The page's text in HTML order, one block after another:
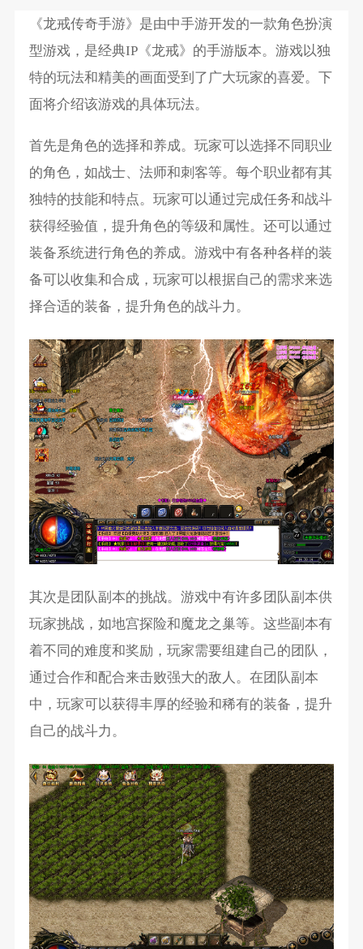
《龙戒传奇手游》是由中手游开发的一款角色扮演
型游戏，是经典IP《龙戒》的手游版本。游戏以独
特的玩法和精美的画面受到了广大玩家的喜爱。下
面将介绍该游戏的具体玩法。
首先是角色的选择和养成。玩家可以选择不同职业
的角色，如战士、法师和刺客等。每个职业都有其
独特的技能和特点。玩家可以通过完成任务和战斗
获得经验值，提升角色的等级和属性。还可以通过
装备系统进行角色的养成。游戏中有各种各样的装
备可以收集和合成，玩家可以根据自己的需求来选
择合适的装备，提升角色的战斗力。
其次是团队副本的挑战。游戏中有许多团队副本供
玩家挑战，如地宫探险和魔龙之巢等。这些副本有
着不同的难度和奖励，玩家需要组建自己的团队，
通过合作和配合来击败强大的敌人。在团队副本
中，玩家可以获得丰厚的经验和稀有的装备，提升
自己的战斗力。